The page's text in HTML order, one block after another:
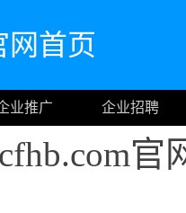
网首页
业推广 企业招聘
官